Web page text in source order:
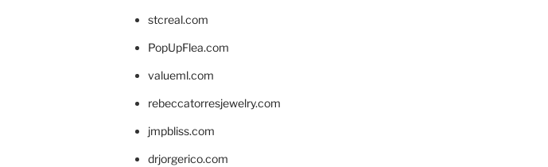
stcreal.com
PopUpFlea.com
valueml.com
rebeccatorresjewelry.com
jmpbliss.com
drjorgerico.com